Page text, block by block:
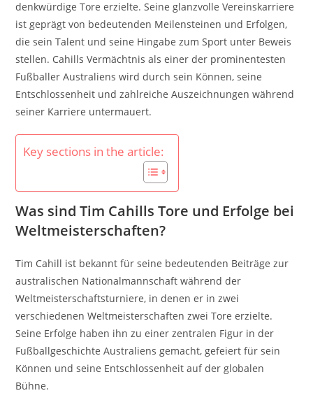
denkwürdige Tore erzielte. Seine glanzvolle Vereinskarriere
ist geprägt von bedeutenden Meilensteinen und Erfolgen,
die sein Talent und seine Hingabe zum Sport unter Beweis
stellen. Cahills Vermächtnis als einer der prominentesten
Fußballer Australiens wird durch sein Können, seine
Entschlossenheit und zahlreiche Auszeichnungen während
seiner Karriere untermauert.
Key sections in the article:
Was sind Tim Cahills Tore und Erfolge bei
Weltmeisterschaften?
Tim Cahill ist bekannt für seine bedeutenden Beiträge zur
australischen Nationalmannschaft während der
Weltmeisterschaftsturniere, in denen er in zwei
verschiedenen Weltmeisterschaften zwei Tore erzielte.
Seine Erfolge haben ihn zu einer zentralen Figur in der
Fußballgeschichte Australiens gemacht, gefeiert für sein
Können und seine Entschlossenheit auf der globalen
Bühne.